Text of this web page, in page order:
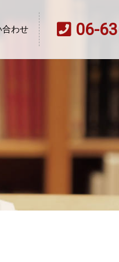
合わせ 06-